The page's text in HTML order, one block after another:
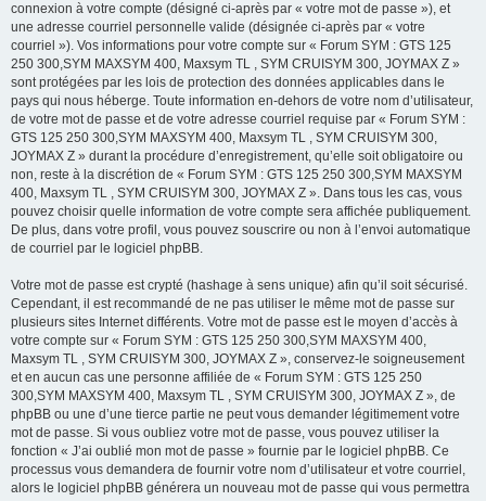
connexion à votre compte (désigné ci-après par « votre mot de passe »), et
une adresse courriel personnelle valide (désignée ci-après par « votre
courriel »). Vos informations pour votre compte sur « Forum SYM : GTS 125
250 300,SYM MAXSYM 400, Maxsym TL , SYM CRUISYM 300, JOYMAX Z »
sont protégées par les lois de protection des données applicables dans le
pays qui nous héberge. Toute information en-dehors de votre nom d’utilisateur,
de votre mot de passe et de votre adresse courriel requise par « Forum SYM :
GTS 125 250 300,SYM MAXSYM 400, Maxsym TL , SYM CRUISYM 300,
JOYMAX Z » durant la procédure d’enregistrement, qu’elle soit obligatoire ou
non, reste à la discrétion de « Forum SYM : GTS 125 250 300,SYM MAXSYM
400, Maxsym TL , SYM CRUISYM 300, JOYMAX Z ». Dans tous les cas, vous
pouvez choisir quelle information de votre compte sera affichée publiquement.
De plus, dans votre profil, vous pouvez souscrire ou non à l’envoi automatique
de courriel par le logiciel phpBB.
Votre mot de passe est crypté (hashage à sens unique) afin qu’il soit sécurisé.
Cependant, il est recommandé de ne pas utiliser le même mot de passe sur
plusieurs sites Internet différents. Votre mot de passe est le moyen d’accès à
votre compte sur « Forum SYM : GTS 125 250 300,SYM MAXSYM 400,
Maxsym TL , SYM CRUISYM 300, JOYMAX Z », conservez-le soigneusement
et en aucun cas une personne affiliée de « Forum SYM : GTS 125 250
300,SYM MAXSYM 400, Maxsym TL , SYM CRUISYM 300, JOYMAX Z », de
phpBB ou une d’une tierce partie ne peut vous demander légitimement votre
mot de passe. Si vous oubliez votre mot de passe, vous pouvez utiliser la
fonction « J’ai oublié mon mot de passe » fournie par le logiciel phpBB. Ce
processus vous demandera de fournir votre nom d’utilisateur et votre courriel,
alors le logiciel phpBB générera un nouveau mot de passe qui vous permettra